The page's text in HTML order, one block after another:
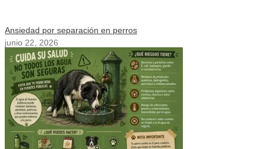
Ansiedad por separación en perros
junio 22, 2026